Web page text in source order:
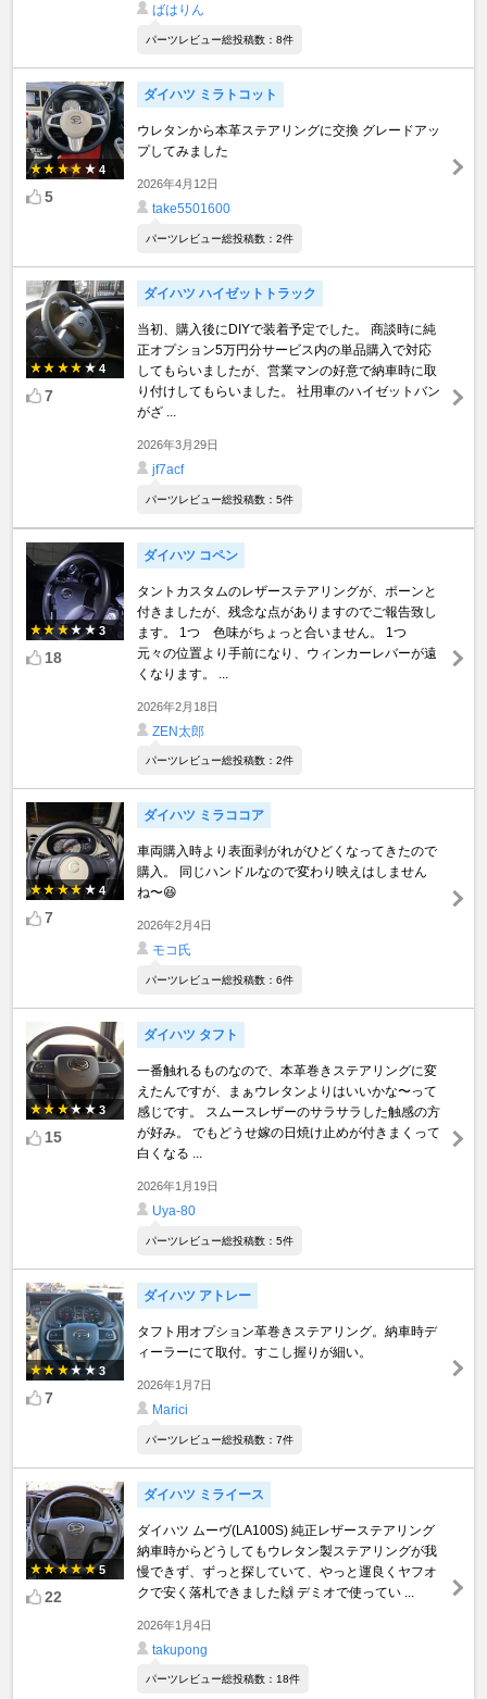
ばはりん
パーツレビュー総投稿数：8件
4
5
ダイハツ ミラトコット
ウレタンから本革ステアリングに交換 グレードアッ
プしてみました
2026年4月12日
take5501600
パーツレビュー総投稿数：2件
4
7
ダイハツ ハイゼットトラック
当初、購入後にDIYで装着予定でした。 商談時に純
正オプション5万円分サービス内の単品購入で対応
してもらいましたが、営業マンの好意で納車時に取
り付けしてもらいました。 社用車のハイゼットバン
がざ ...
2026年3月29日
jf7acf
パーツレビュー総投稿数：5件
3
18
ダイハツ コペン
タントカスタムのレザーステアリングが、ポーンと
付きましたが、残念な点がありますのでご報告致し
ます。 1つ 色味がちょっと合いません。 1つ
元々の位置より手前になり、ウィンカーレバーが遠
くなります。 ...
2026年2月18日
ZEN太郎
パーツレビュー総投稿数：2件
4
7
ダイハツ ミラココア
車両購入時より表面剥がれがひどくなってきたので
購入。 同じハンドルなので変わり映えはしません
ね〜😆
2026年2月4日
モコ氏
パーツレビュー総投稿数：6件
3
15
ダイハツ タフト
一番触れるものなので、本革巻きステアリングに変
えたんですが、まぁウレタンよりはいいかな〜って
感じです。 スムースレザーのサラサラした触感の方
が好み。 でもどうせ嫁の日焼け止めが付きまくって
白くなる ...
2026年1月19日
Uya-80
パーツレビュー総投稿数：5件
3
7
ダイハツ アトレー
タフト用オプション革巻きステアリング。納車時デ
ィーラーにて取付。すこし握りが細い。
2026年1月7日
Marici
パーツレビュー総投稿数：7件
5
22
ダイハツ ミライース
ダイハツ ムーヴ(LA100S) 純正レザーステアリング
納車時からどうしてもウレタン製ステアリングが我
慢できず、ずっと探していて、やっと運良くヤフオ
クで安く落札できました🙌 デミオで使ってい ...
2026年1月4日
takupong
パーツレビュー総投稿数：18件